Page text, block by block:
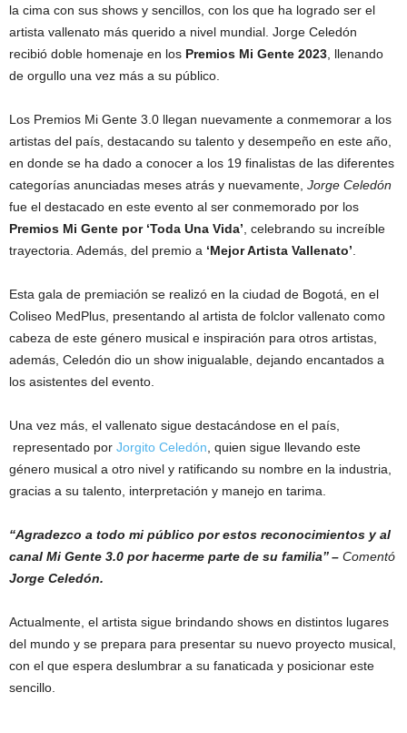
la cima con sus shows y sencillos, con los que ha logrado ser el
artista vallenato más querido a nivel mundial. Jorge Celedón
recibió doble homenaje en los Premios Mi Gente 2023, llenando
de orgullo una vez más a su público.
Los Premios Mi Gente 3.0 llegan nuevamente a conmemorar a los
artistas del país, destacando su talento y desempeño en este año,
en donde se ha dado a conocer a los 19 finalistas de las diferentes
categorías anunciadas meses atrás y nuevamente, Jorge Celedón
fue el destacado en este evento al ser conmemorado por los
Premios Mi Gente por ‘Toda Una Vida’, celebrando su increíble
trayectoria. Además, del premio a ‘Mejor Artista Vallenato’.
Esta gala de premiación se realizó en la ciudad de Bogotá, en el
Coliseo MedPlus, presentando al artista de folclor vallenato como
cabeza de este género musical e inspiración para otros artistas,
además, Celedón dio un show inigualable, dejando encantados a
los asistentes del evento.
Una vez más, el vallenato sigue destacándose en el país,
representado por Jorgito Celedón, quien sigue llevando este
género musical a otro nivel y ratificando su nombre en la industria,
gracias a su talento, interpretación y manejo en tarima.
‘‘Agradezco a todo mi público por estos reconocimientos y al
canal Mi Gente 3.0 por hacerme parte de su familia’’ – Comentó
Jorge Celedón.
Actualmente, el artista sigue brindando shows en distintos lugares
del mundo y se prepara para presentar su nuevo proyecto musical,
con el que espera deslumbrar a su fanaticada y posicionar este
sencillo.